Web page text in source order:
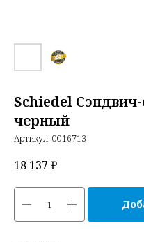
Schiedel
черный
Артикул: 0016713
18 137 ₽